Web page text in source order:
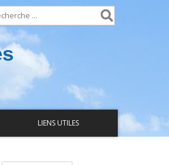
LIENS UTILES